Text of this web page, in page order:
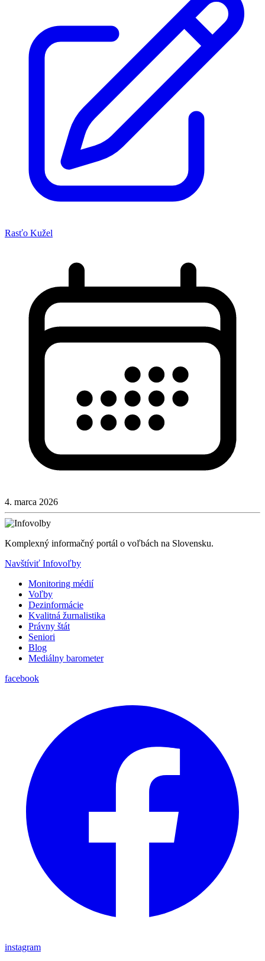
Rasťo Kužel
4. marca 2026
Komplexný informačný portál o voľbách na Slovensku.
Navštíviť Infovoľby
Monitoring médií
Voľby
Dezinformácie
Kvalitná žurnalistika
Právny štát
Seniori
Blog
Mediálny barometer
facebook
instagram